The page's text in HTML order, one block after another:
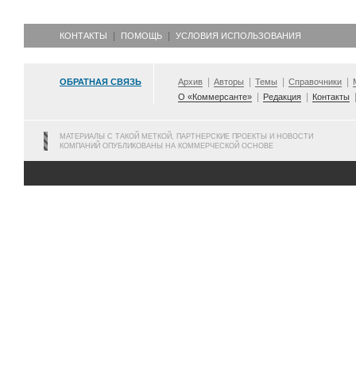
КОНТАКТЫ ПОМОЩЬ УСЛОВИЯ ИСПОЛЬЗОВАНИЯ
ОБРАТНАЯ СВЯЗЬ Архив Авторы Темы Справочники
О «Коммерсанте»
Редакция Контакты
МАТЕРИАЛЫ С ТАКОЙ МЕТКОЙ, ПАРТНЕРСКИЕ ПРОЕКТЫ И НОВОСТИ
КОМПАНИЙ ОПУБЛИКОВАНЫ НА КОММЕРЧЕСКОЙ ОСНОВЕ